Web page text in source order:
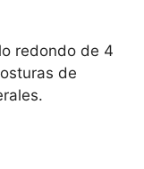
redondo de 4
de